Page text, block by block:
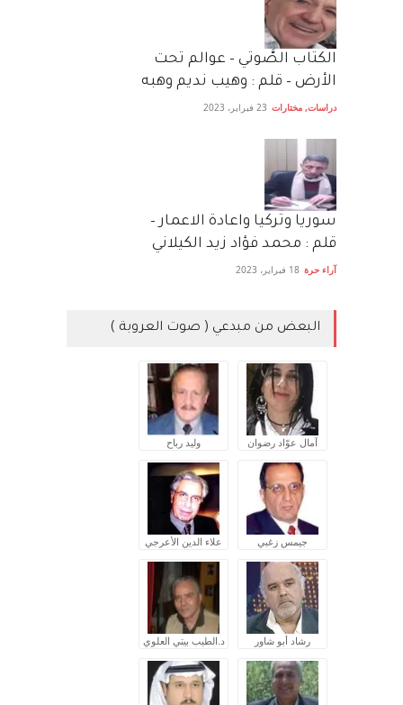
الكتاب الصَّوتي – عوالم تحت
الأرض – قلم : وهيب نديم وهبه
دراسات, مختارات 23 فبراير، 2023
سوريا وتركيا واعادة الاعمار –
قلم : محمد فؤاد زيد الكيلاني
آراء حرة 18 فبراير، 2023
البعض من مبدعي ( صوت العروبة )
آمال عوّاد رضوان وليد رباح
جيمس زغبي علاء الدين الأعرجي
رشاد أبو شاور د.الطيب بيتي العلوي